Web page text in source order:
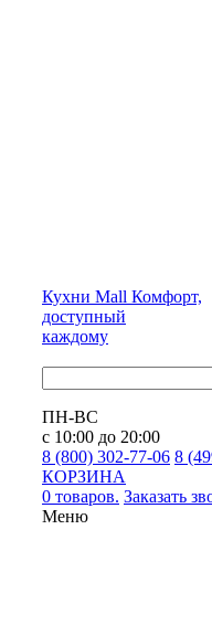
Кухни Mall Комфорт,
доступный
каждому
ПН-ВС
с 10:00 до 20:00
8 (800) 302-77-06 8
КОРЗИНА
0 товаров. Заказать
Меню